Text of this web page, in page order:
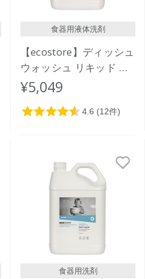
食器用液体洗剤
【ecostore】ディッシュ
ウォッシュ リキッド ＜
レモン＞ 5L
¥5,049
食器用洗剤